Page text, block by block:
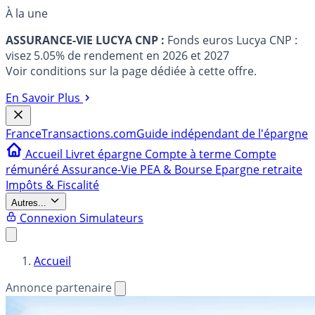
À la une
ASSURANCE-VIE LUCYA CNP : Fonds euros Lucya CNP :
visez 5.05% de rendement en 2026 et 2027
Voir conditions sur la page dédiée à cette offre.
En Savoir Plus
FranceTransactions.comGuide indépendant de l'épargne
Accueil Livret épargne Compte à terme Compte
rémunéréAssurance-Vie PEA & Bourse Epargne retraite
Impôts & Fiscalité
Autres...
Connexion Simulateurs
Accueil
Annonce partenaire